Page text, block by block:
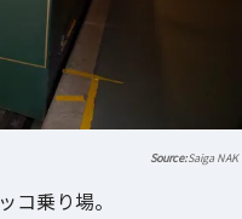
Saiga NAK
コ乗り場。